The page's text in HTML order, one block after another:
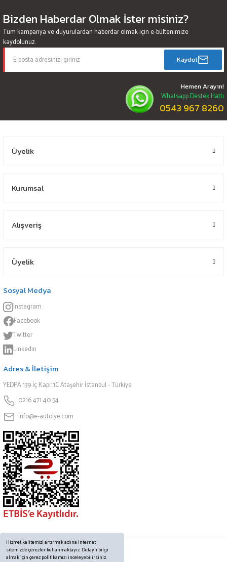
Hizmet kalitemizi artırmak adına internet
sitemizde çerezler kullanmaktayız. Detaylı bilgi
almak için çerez politikamızı inceleyebilirsiniz.
Bizden Haberdar Olmak İster misiniz?
Tüm kampanya ve duyurulardan haberdar olmak için e-bültenimize
kaydolunuz.
Kaydol
Hemen Arayın!
Whatsapp Destek Hattı
0543 967 8260
Üyelik
Kurumsal
Alışveriş
Üyelik
Sosyal Medya
Instagram
Facebook
Twitter
Linkedin
Adres & İletişim
YEDPA 139 İç Kapı: 1C Ataşehir İstanbul - Türkiye
0216 471 40 54
info@e-autolye.com